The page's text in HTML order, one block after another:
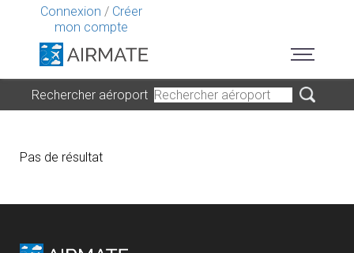
Connexion / Créer
mon compte
Rechercher aéroport
Pas de résultat